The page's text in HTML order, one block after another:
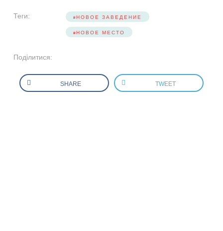
Теги: НОВОЕ ЗАВЕДЕНИЕ
НОВОЕ МЕСТО
Поділитися:
SHARE TWEET